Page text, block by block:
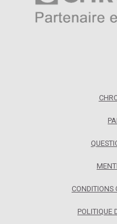
CONDITIONS
POLITIQUE